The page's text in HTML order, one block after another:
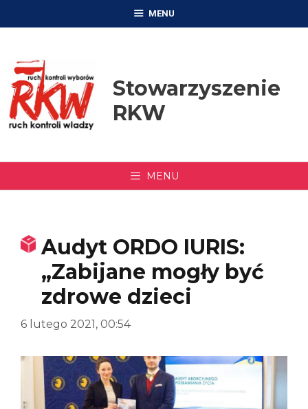
MENU
Stowarzyszenie
RKW
MENU
Audyt ORDO IURIS:
„Zabijane mogły być
zdrowe dzieci
6 lutego 2021, 00:54